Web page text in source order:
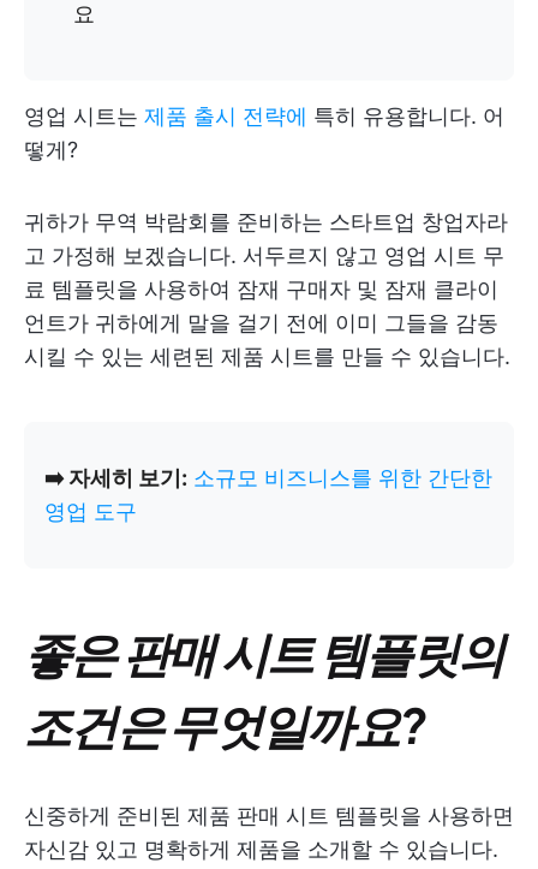
요
영업 시트는 제품 출시 전략에 특히 유용합니다. 어
떻게?
귀하가 무역 박람회를 준비하는 스타트업 창업자라
고 가정해 보겠습니다. 서두르지 않고 영업 시트 무
료 템플릿을 사용하여 잠재 구매자 및 잠재 클라이
언트가 귀하에게 말을 걸기 전에 이미 그들을 감동
시킬 수 있는 세련된 제품 시트를 만들 수 있습니다.
➡️ 자세히 보기: 소규모 비즈니스를 위한 간단한
영업 도구
좋은 판매 시트 템플릿의
조건은 무엇일까요?
신중하게 준비된 제품 판매 시트 템플릿을 사용하면
자신감 있고 명확하게 제품을 소개할 수 있습니다.